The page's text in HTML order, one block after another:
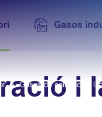
Gasos
i